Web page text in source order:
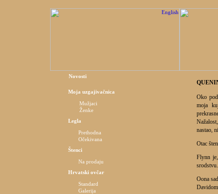
Novosti
Moja uzgajivačnica
Mužjaci
Ženke
Legla
Prethodna
Očekivana
Štenci
Na prodaju
Hrvatski ovčar
Standard
Galerija
Oko
moja
nastao,
Otac
Flynn
srodstvu.
Oona